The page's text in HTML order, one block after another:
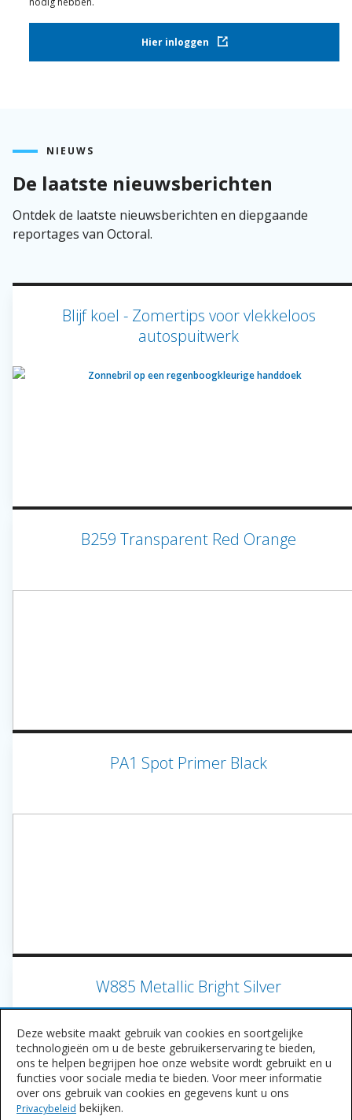
Hier inloggen
NIEUWS
De laatste nieuwsberichten
Ontdek de laatste nieuwsberichten en diepgaande
reportages van Octoral.
Blijf koel - Zomertips voor vlekkeloos
autospuitwerk
B259 Transparent Red Orange
PA1 Spot Primer Black
W885 Metallic Bright Silver
Deze website maakt gebruik van cookies en soortgelijke
technologieën om u de beste gebruikerservaring te bieden,
ons te helpen begrijpen hoe onze website wordt gebruikt en u
functies voor sociale media te bieden. Voor meer informatie
over ons gebruik van cookies en gegevens kunt u ons
Privacybeleid bekijken.